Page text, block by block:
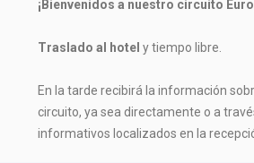
¡Bienvenidos a nuestro circuito
Traslado al hotel y tiempo libre.
En la tarde recibirá la información
circuito, ya sea directamente o a
informativos localizados en la